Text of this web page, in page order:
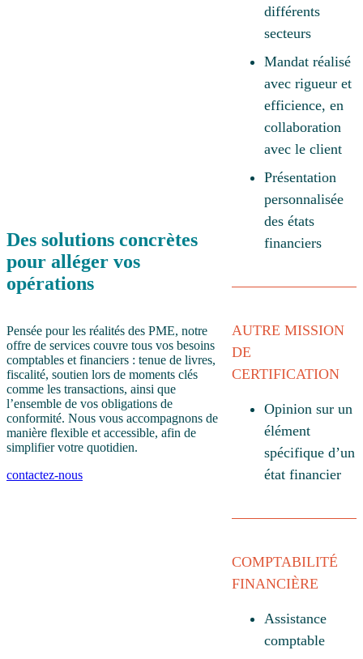
Des solutions concrètes
pour alléger vos
opérations
Pensée pour les réalités des PME, notre
offre de services couvre tous vos besoins
comptables et financiers : tenue de livres,
fiscalité, soutien lors de moments clés
comme les transactions, ainsi que
l’ensemble de vos obligations de
conformité. Nous vous accompagnons de
manière flexible et accessible, afin de
simplifier votre quotidien.
contactez-nous
différents
secteurs
Mandat réalisé
avec rigueur et
efficience, en
collaboration
avec le client
Présentation
personnalisée
des états
financiers
AUTRE MISSION
DE
CERTIFICATION
Opinion sur un
élément
spécifique d’un
état financier
COMPTABILITÉ
FINANCIÈRE
Assistance
comptable